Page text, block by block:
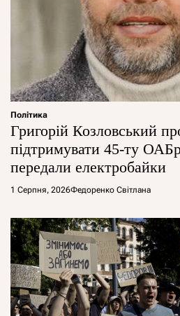
Політика
Григорій Козловський
підтримувати 45-ту
передали електробайки
1 Серпня, 2026Федоренко Світлана